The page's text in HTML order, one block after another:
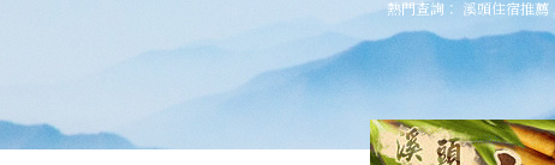
熱門查詢： 溪頭住宿推薦